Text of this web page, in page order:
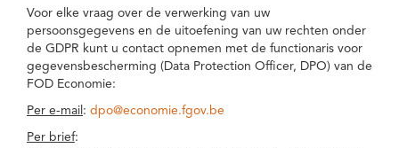
Voor elke vraag over de verwerking van uw
persoonsgegevens en de uitoefening van uw rechten onder
de GDPR kunt u contact opnemen met de functionaris voor
gegevensbescherming (Data Protection Officer, DPO) van de
FOD Economie:
Per e-mail : dpo@economie.fgov.be
Per brief: